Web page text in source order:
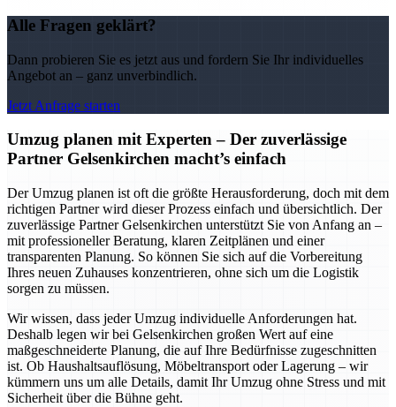
Alle Fragen geklärt?
Dann probieren Sie es jetzt aus und fordern Sie Ihr individuelles
Angebot an – ganz unverbindlich.
Jetzt Anfrage starten
Umzug planen mit Experten – Der zuverlässige
Partner Gelsenkirchen macht’s einfach
Der Umzug planen ist oft die größte Herausforderung, doch mit dem
richtigen Partner wird dieser Prozess einfach und übersichtlich. Der
zuverlässige Partner Gelsenkirchen unterstützt Sie von Anfang an –
mit professioneller Beratung, klaren Zeitplänen und einer
transparenten Planung. So können Sie sich auf die Vorbereitung
Ihres neuen Zuhauses konzentrieren, ohne sich um die Logistik
sorgen zu müssen.
Wir wissen, dass jeder Umzug individuelle Anforderungen hat.
Deshalb legen wir bei Gelsenkirchen großen Wert auf eine
maßgeschneiderte Planung, die auf Ihre Bedürfnisse zugeschnitten
ist. Ob Haushaltsauflösung, Möbeltransport oder Lagerung – wir
kümmern uns um alle Details, damit Ihr Umzug ohne Stress und mit
Sicherheit über die Bühne geht.